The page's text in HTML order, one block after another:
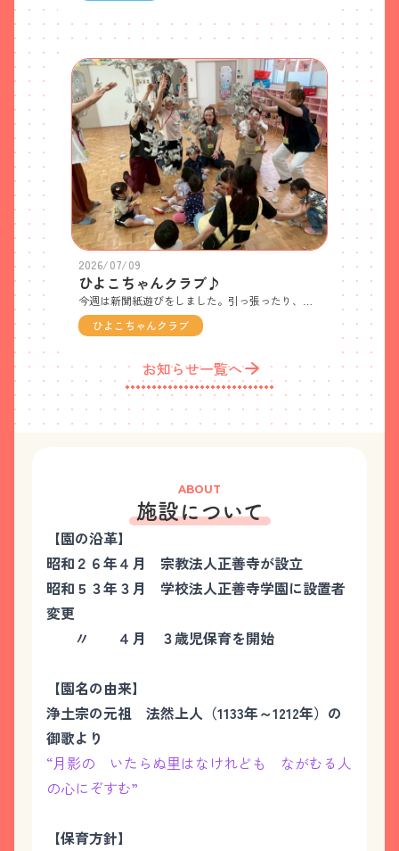
2026/07/09
ひよこちゃんクラブ♪
ひよこちゃんクラブ
お知らせ一覧へ
ABOUT
施設について
【園の沿革】
昭和２６年４月 宗教法人正善寺が設立
昭和５３年３月 学校法人正善寺学園に設置者
変更
〃 ４月 ３歳児保育を開始
【園名の由来】
浄土宗の元祖 法然上人（1133年～1212年）の
御歌より
“月影の いたらぬ里はなけれども ながむる人
の心にぞすむ”
【保育方針】